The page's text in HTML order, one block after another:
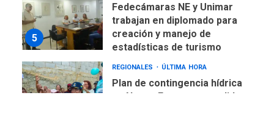
5
Fedecámaras NE y Unimar
trabajan en diplomado para
creación y manejo de
estadísticas de turismo
REGIONALES ÚLTIMA HORA
Plan de contingencia hídrica
en Nueva Esparta consolida